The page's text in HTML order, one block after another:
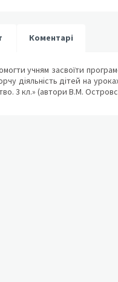
Коментарі
учням засвоїти
діяльність дітей на
3 кл.» (автори В.М.